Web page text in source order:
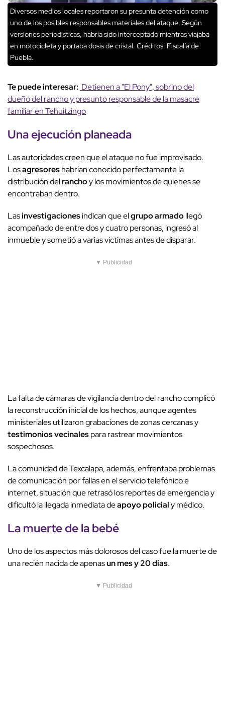
Diversos medios locales reportaron su presunta detención como
uno de los posibles responsables materiales del ataque. Según
versiones periodísticas, habría sido interceptado mientras viajaba
en motocicleta y portaba dosis de cristal. Créditos: Fiscalía de
Puebla.
Te puede interesar: Detienen a "El Pony", sobrino del
dueño del rancho y presunto responsable de la masacre
familiar en Tehuitzingo
Unaejecución planeada
Las autoridades creen que el ataque no fue improvisado.
Losagresoreshabrían conocido perfectamente la
distribución delranchoy los movimientos de quienes se
encontraban dentro.
Lasinvestigacionesindican que elgrupo armadollegó
acompañado de entre dos y cuatro personas, ingresó al
inmueble y sometió a varias víctimas antes de disparar.
▼ Publicidad
La falta de cámaras de vigilancia dentro del rancho complicó
la reconstrucción inicial de los hechos, aunque agentes
ministeriales utilizaron grabaciones de zonas cercanas y
testimonios vecinalespara rastrear movimientos
sospechosos.
La comunidad de Texcalapa, además, enfrentaba problemas
de comunicación por fallas en el servicio telefónico e
internet, situación que retrasó los reportes de emergencia y
dificultó la llegada inmediata deapoyo policialy médico.
La muerte de la bebé
Uno de los aspectos más dolorosos del caso fue la muerte de
una recién nacida de apenasun mes y 20 días.
▼ Publicidad